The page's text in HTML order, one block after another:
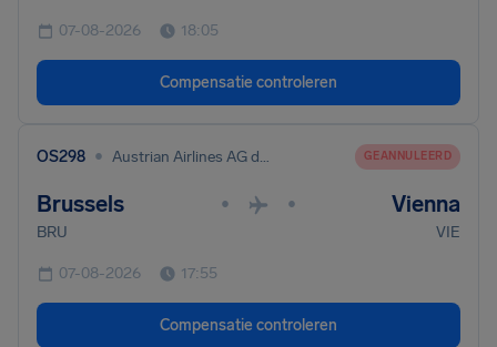
07-08-2026 18:05
Compensatie controleren
OS298 • Austrian Airlines AG dba Austrian GEANNULEERD
Brussels • • Vienna
BRU VIE
07-08-2026 17:55
Compensatie controleren